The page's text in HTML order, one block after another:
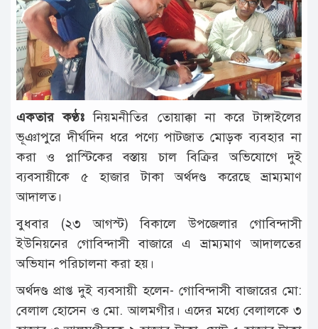
টাঙ্গাইল
আন্তর্জাতিক
রাজনীতি
অপরাধ
দুর্ঘটনা
বিনোদন
খেলাধুলা
লাইফ
স্টাইল
অন্যান্য
একতার কণ্ঠঃ নিয়মনীতির তোয়াক্কা না করে টাঙ্গাইলের
ভূঞাপুরে দীর্ঘদিন ধরে পণ্যে পাটজাত মোড়ক ব্যবহার না
করা ও প্লাস্টিকের বস্তায় চাল বিক্রির অভিযোগে দুই
ব্যবসায়ীকে ৫ হাজার টাকা অর্থদণ্ড করেছে ভ্রাম্যমাণ
আদালত।
বুধবার (২৩ আগস্ট) বিকালে উপজেলার গোবিন্দাসী
ইউনিয়নের গোবিন্দাসী বাজারে এ ভ্রাম্যমাণ আদালতের
অভিযান পরিচালনা করা হয়।
অর্থদণ্ড প্রাপ্ত দুই ব্যবসায়ী হলেন- গোবিন্দাসী বাজারের মো:
বেলাল হোসেন ও মো. আলমগীর। এদের মধ্যে বেলালকে ৩